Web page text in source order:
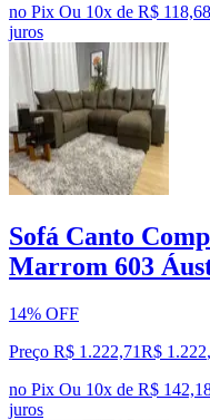
no Pix Ou 10x de R$
juros
Sofá Canto
Marrom 603
14% OFF
Preço R$ 1.222,71R$ 1.222,
no Pix Ou 10x de R$
juros